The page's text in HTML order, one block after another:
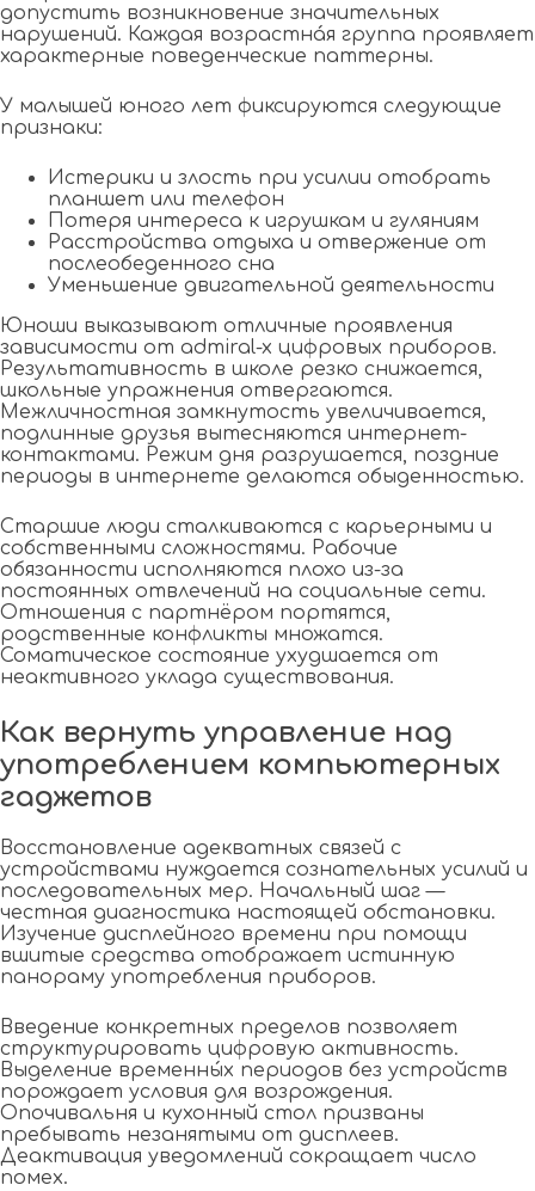
допустить возникновение значительных
нарушений. Каждая возрастна́я группа проявляет
характерные поведенческие паттерны.
У малышей юного лет фиксируются следующие
признаки:
Истерики и злость при усилии отобрать
планшет или телефон
Потеря интереса к игрушкам и гуляниям
Расстройства отдыха и отвержение от
послеобеденного сна
Уменьшение двигательной деятельности
Юноши выказывают отличные проявления
зависимости от admiral-x цифровых приборов.
Результативность в школе резко снижается,
школьные упражнения отвергаются.
Межличностная замкнутость увеличивается,
подлинные друзья вытесняются интернет-
контактами. Режим дня разрушается, поздние
периоды в интернете делаются обыденностью.
Старшие люди сталкиваются с карьерными и
собственными сложностями. Рабочие
обязанности исполняются плохо из-за
постоянных отвлечений на социальные сети.
Отношения с партнёром портятся,
родственные конфликты множатся.
Соматическое состояние ухудшается от
неактивного уклада существования.
Как вернуть управление над
употреблением компьютерных
гаджетов
Восстановление адекватных связей с
устройствами нуждается сознательных усилий и
последовательных мер. Начальный шаг —
честная диагностика настоящей обстановки.
Изучение дисплейного времени при помощи
вшитые средства отображает истинную
панораму употребления приборов.
Введение конкретных пределов позволяет
структурировать цифровую активность.
Выделение временны́х периодов без устройств
порождает условия для возрождения.
Опочивальня и кухонный стол призваны
пребывать незанятыми от дисплеев.
Деактивация уведомлений сокращает число
помех.